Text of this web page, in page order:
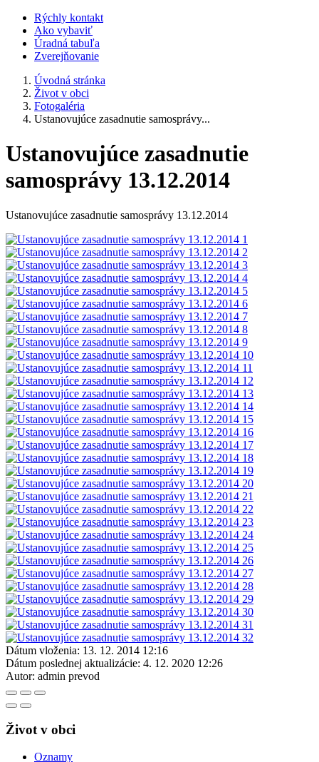
Rýchly kontakt
Ako vybaviť
Úradná tabuľa
Zverejňovanie
Úvodná stránka
Život v obci
Fotogaléria
Ustanovujúce zasadnutie samosprávy...
Ustanovujúce zasadnutie
samosprávy 13.12.2014
Ustanovujúce zasadnutie samosprávy 13.12.2014
Dátum vloženia: 13. 12. 2014 12:16
Dátum poslednej aktualizácie: 4. 12. 2020 12:26
Autor: admin prevod
Život v obci
Oznamy